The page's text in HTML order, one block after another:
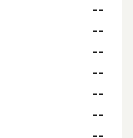
--
--
--
--
--
--